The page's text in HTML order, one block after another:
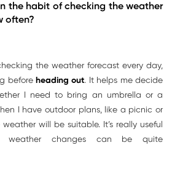
the habit of checking the weather
often?
the weather forecast every day,
before heading out. It helps me decide
I need to bring an umbrella or a
I have outdoor plans, like a picnic or
will be suitable. It’s really useful
weather changes can be quite